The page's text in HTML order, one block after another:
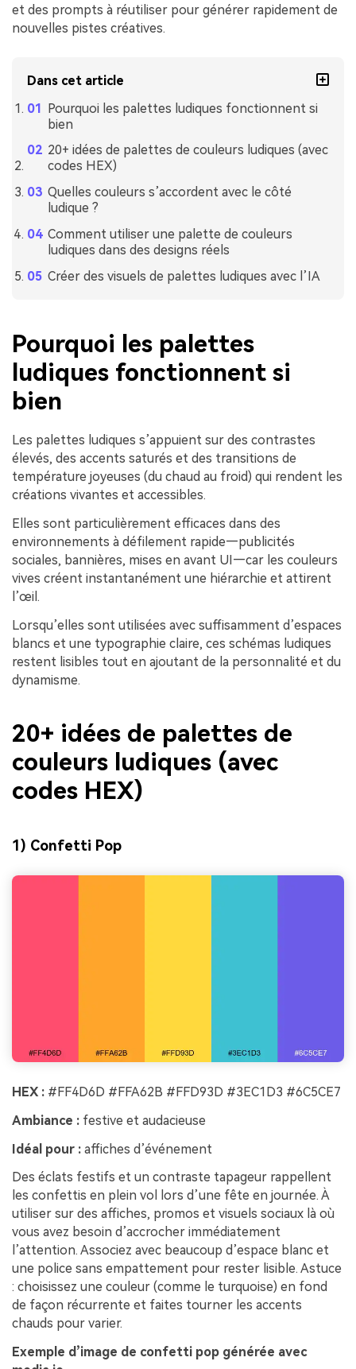
et des prompts à réutiliser pour générer rapidement de
nouvelles pistes créatives.
Dans cet article
Pourquoi les palettes ludiques fonctionnent si
bien
20+ idées de palettes de couleurs ludiques (avec
codes HEX)
Quelles couleurs s’accordent avec le côté
ludique ?
Comment utiliser une palette de couleurs
ludiques dans des designs réels
Créer des visuels de palettes ludiques avec l’IA
Pourquoi les palettes
ludiques fonctionnent si
bien
Les palettes ludiques s’appuient sur des contrastes
élevés, des accents saturés et des transitions de
température joyeuses (du chaud au froid) qui rendent les
créations vivantes et accessibles.
Elles sont particulièrement efficaces dans des
environnements à défilement rapide—publicités
sociales, bannières, mises en avant UI—car les couleurs
vives créent instantanément une hiérarchie et attirent
l’œil.
Lorsqu’elles sont utilisées avec suffisamment d’espaces
blancs et une typographie claire, ces schémas ludiques
restent lisibles tout en ajoutant de la personnalité et du
dynamisme.
20+ idées de palettes de
couleurs ludiques (avec
codes HEX)
1) Confetti Pop
HEX : #FF4D6D #FFA62B #FFD93D #3EC1D3 #6C5CE7
Ambiance : festive et audacieuse
Idéal pour : affiches d’événement
Des éclats festifs et un contraste tapageur rappellent
les confettis en plein vol lors d’une fête en journée. À
utiliser sur des affiches, promos et visuels sociaux là où
vous avez besoin d’accrocher immédiatement
l’attention. Associez avec beaucoup d’espace blanc et
une police sans empattement pour rester lisible. Astuce
: choisissez une couleur (comme le turquoise) en fond
de façon récurrente et faites tourner les accents
chauds pour varier.
Exemple d’image de confetti pop générée avec